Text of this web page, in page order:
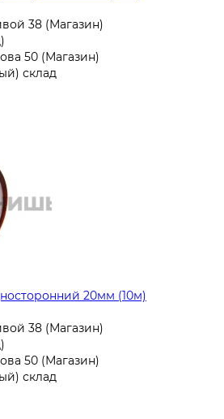
38 (Магазин)
50 (Магазин)
склад
20мм (10м)
38 (Магазин)
50 (Магазин)
склад